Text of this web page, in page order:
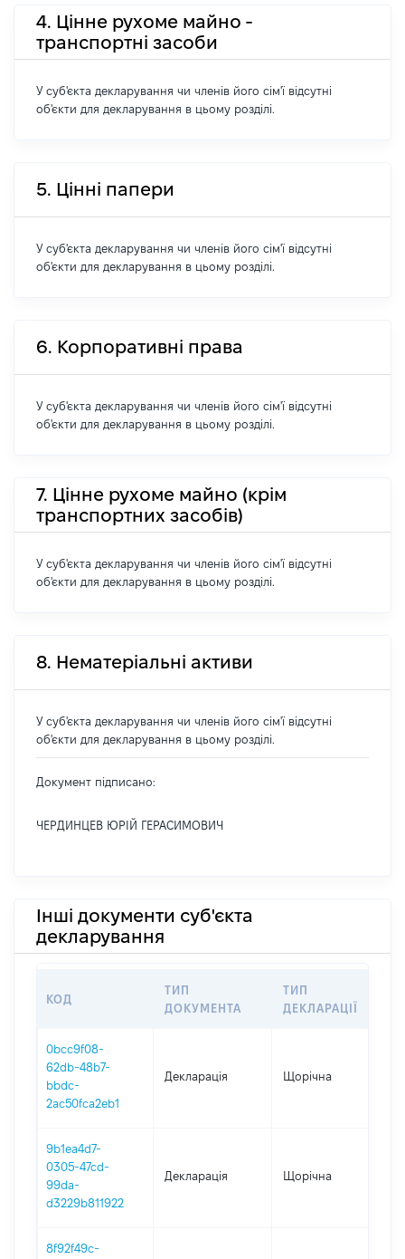
4. Цінне рухоме майно -
транспортні засоби
У суб'єкта декларування чи членів його сім'ї відсутні
об'єкти для декларування в цьому розділі.
5. Цінні папери
У суб'єкта декларування чи членів його сім'ї відсутні
об'єкти для декларування в цьому розділі.
6. Корпоративні права
У суб'єкта декларування чи членів його сім'ї відсутні
об'єкти для декларування в цьому розділі.
7. Цінне рухоме майно (крім
транспортних засобів)
У суб'єкта декларування чи членів його сім'ї відсутні
об'єкти для декларування в цьому розділі.
8. Нематеріальні активи
У суб'єкта декларування чи членів його сім'ї відсутні
об'єкти для декларування в цьому розділі.
Документ підписано:
ЧЕРДИНЦЕВ ЮРІЙ ГЕРАСИМОВИЧ
Інші документи суб'єкта
декларування
КОД
ТИП
ДОКУМЕНТА
ТИП
ДЕКЛАРАЦІЇ
0bcc9f08-
62db-48b7-
bbdc-
2ac50fca2eb1
Декларація Щорічна
9b1ea4d7-
0305-47cd-
99da-
d3229b811922
Декларація Щорічна
8f92f49c-